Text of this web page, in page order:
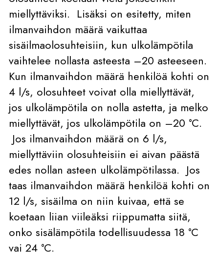
miellyttäviksi. Lisäksi on esitetty, miten
ilmanvaihdon määrä vaikuttaa
sisäilmaolosuhteisiin, kun ulkolämpötila
vaihtelee nollasta asteesta –20 asteeseen.
Kun ilmanvaihdon määrä henkilöä kohti on
4 l/s, olosuhteet voivat olla miellyttävät,
jos ulkolämpötila on nolla astetta, ja melko
miellyttävät, jos ulkolämpötila on –20 °C.
Jos ilmanvaihdon määrä on 6 l/s,
miellyttäviin olosuhteisiin ei aivan päästä
edes nollan asteen ulkolämpötilassa. Jos
taas ilmanvaihdon määrä henkilöä kohti on
12 l/s, sisäilma on niin kuivaa, että se
koetaan liian viileäksi riippumatta siitä,
onko sisälämpötila todellisuudessa 18 °C
vai 24 °C.